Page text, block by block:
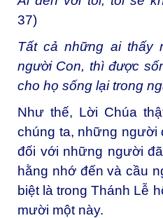
37)
Tất cả những ai thấy
người Con, thì được
cho họ sống lại trong
Như thế, Lời Chúa
chúng ta, những người
đối với những người
hằng nhớ đến và cầu
biệt là trong Thánh Lễ
mười một này.